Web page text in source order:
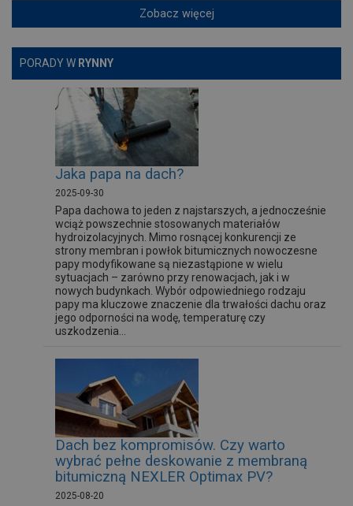
Zobacz więcej
PORADY W RYNNY
Jaka papa na dach?
2025-09-30
Papa dachowa to jeden z najstarszych, a jednocześnie
wciąż powszechnie stosowanych materiałów
hydroizolacyjnych. Mimo rosnącej konkurencji ze
strony membran i powłok bitumicznych nowoczesne
papy modyfikowane są niezastąpione w wielu
sytuacjach – zarówno przy renowacjach, jak i w
nowych budynkach. Wybór odpowiedniego rodzaju
papy ma kluczowe znaczenie dla trwałości dachu oraz
jego odporności na wodę, temperaturę czy
uszkodzenia...
Dach bez kompromisów. Czy warto
wybrać pełne deskowanie z membraną
bitumiczną NEXLER Optimax PV?
2025-08-20